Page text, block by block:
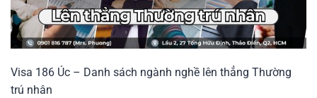
Visa 186 Úc – Danh sách ngành nghề lên thẳng Thường
trú nhân